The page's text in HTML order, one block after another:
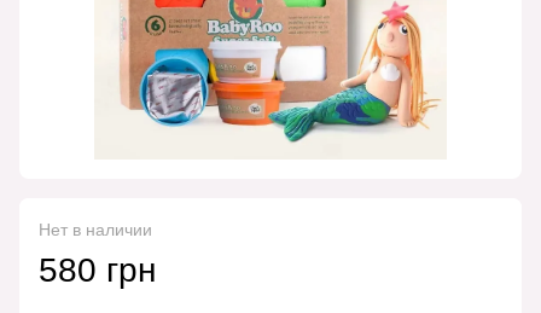
Нет в наличии
580 грн